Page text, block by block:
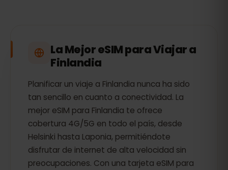
La Mejor eSIM para Viajar a
Finlandia
Planificar un viaje a Finlandia nunca ha sido
tan sencillo en cuanto a conectividad. La
mejor eSIM para Finlandia te ofrece
cobertura 4G/5G en todo el país, desde
Helsinki hasta Laponia, permitiéndote
disfrutar de internet de alta velocidad sin
preocupaciones. Con una tarjeta eSIM para